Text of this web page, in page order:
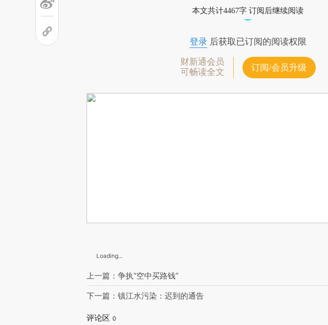
本文共计4467字 订阅后继续阅读
登录后获取已订阅的阅读权限
财新通会员
可畅读全文
订阅/会员升级
Loading...
上一篇：争执“空中买路钱”
下一篇：镇江水污染：迟到的通告
评论区 0